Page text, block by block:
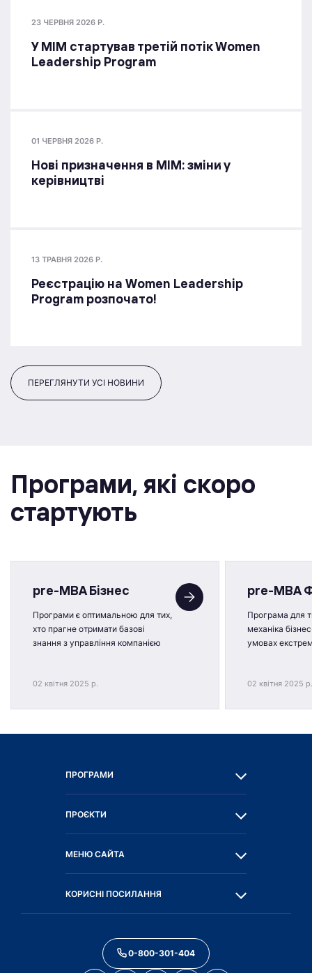
23 ЧЕРВНЯ 2026 Р.
У МІМ стартував третій потік Women
Leadership Program
01 ЧЕРВНЯ 2026 Р.
Нові призначення в МІМ: зміни у
керівництві
13 ТРАВНЯ 2026 Р.
Реєстрацію на Women Leadership
Program розпочато!
ПЕРЕГЛЯНУТИ УСІ НОВИНИ
Програми, якi скоро
стартують
pre-MBA Бізнес
Програми є оптимальною для тих,
хто прагне отримати базові
знання з управління компанією
02 квітня 2025 р.
pre-MBA
Програма для
механіка
умовах
02 квітня 2025 р.
ПРОГРАМИ
ПРОЄКТИ
МЕНЮ САЙТА
КОРИСНІ ПОСИЛАННЯ
0-800-301-404